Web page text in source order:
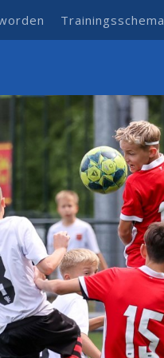
Trainingsschema